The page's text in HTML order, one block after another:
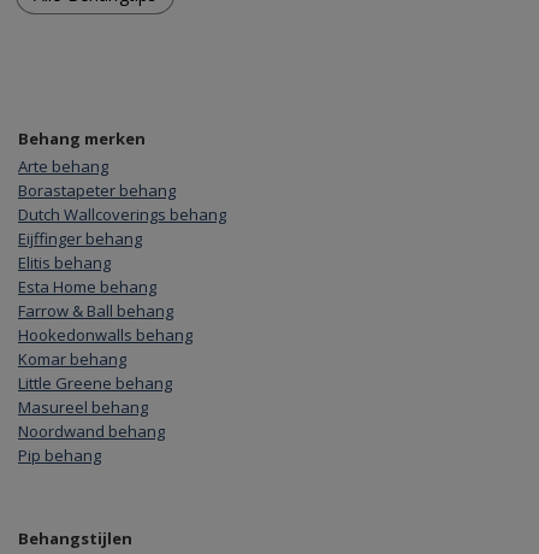
Behang merken
Arte behang
Borastapeter behang
Dutch Wallcoverings behang
Eijffinger behang
Elitis behang
Esta Home behang
Farrow & Ball behang
Hookedonwalls behang
Komar behang
Little Greene behang
Masureel behang
Noordwand behang
Pip behang
Behangstijlen